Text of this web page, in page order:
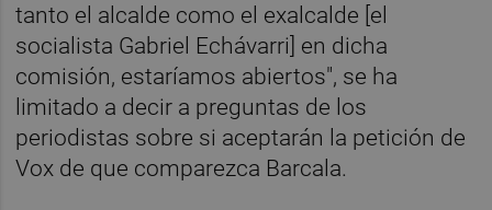
tanto el alcalde como el exalcalde [el
socialista Gabriel Echávarri] en dicha
comisión, estaríamos abiertos", se ha
limitado a decir a preguntas de los
periodistas sobre si aceptarán la petición de
Vox de que comparezca Barcala.